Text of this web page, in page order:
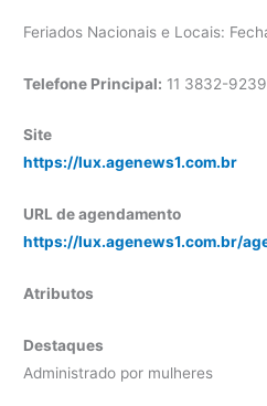
Feriados Nacionais e Locais:
Telefone Principal: 11 3832-9239
Site
https://lux.agenews1.com.br
URL de agendamento
https://lux.agenews1.com.br/
Atributos
Destaques
Administrado por mulheres